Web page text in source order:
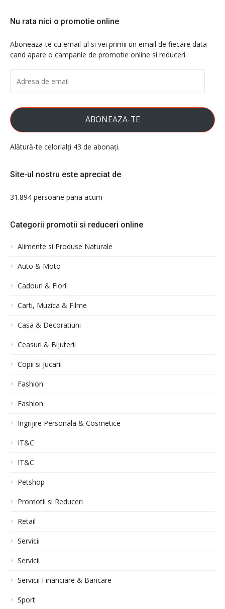
Nu rata nici o promotie online
Aboneaza-te cu email-ul si vei primii un email de fiecare data
cand apare o campanie de promotie online si reduceri.
DE
EMAIL
ABONEAZA-TE
Alătură-te celorlalți 43 de abonați.
Site-ul nostru este apreciat de
31.894 persoane pana acum
Categorii promotii si reduceri online
Alimente si Produse Naturale
Auto & Moto
Cadouri & Flori
Carti, Muzica & Filme
Casa & Decoratiuni
Ceasuri & Bijuterii
Copii si Jucarii
Fashion
Fashion
Ingrijire Personala & Cosmetice
IT&C
IT&C
Petshop
Promotii si Reduceri
Retail
Servicii
Servicii
Servicii Financiare & Bancare
Sport